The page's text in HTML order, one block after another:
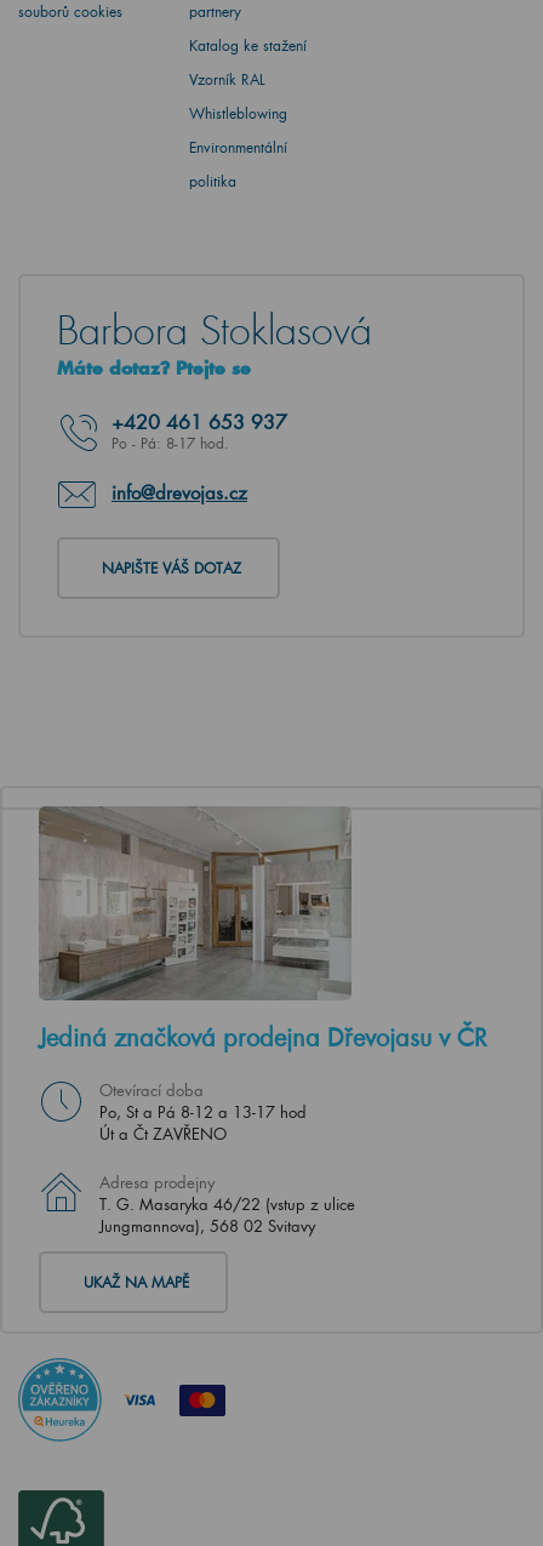
souborů cookies
partnery
Katalog ke stažení
Vzorník RAL
Whistleblowing
Environmentální
politika
Barbora Stoklasová
Máte dotaz? Ptejte se
+420 461 653 937
Po - Pá: 8-17 hod.
info@drevojas.cz
NAPIŠTE VÁŠ DOTAZ
Jediná značková prodejna Dřevojasu v ČR
Otevírací doba
Po, St a Pá 8-12 a 13-17 hod
Út a Čt ZAVŘENO
Adresa prodejny
T. G. Masaryka 46/22 (vstup z ulice
Jungmannova), 568 02 Svitavy
UKAŽ NA MAPĚ